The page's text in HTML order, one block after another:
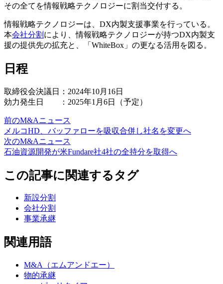
その全てを情報戦略テクノロジーに割当交付する。
情報戦略テクノロジーは、DX内製支援事業を行っている。
本会社分割 により、情報戦略テクノロジーが持つDX内製支
援の提供先の拡充と、「WhiteBox」の更なる活用を図る。
日程
取締役会決議日：2024年10月16日
効力発生日 ：2025年1月6日（予定）
前のM&Aニュース
メルコHD、バッファローを吸収合併し社名を変更へ
次のM&Aニュース
石油資源開発が米Fundare社4社の全持分を取得へ
この記事に関連するタグ
新設分割
会社分割
事業承継
関連用語
M&A（エムアンドエー）
物的承継